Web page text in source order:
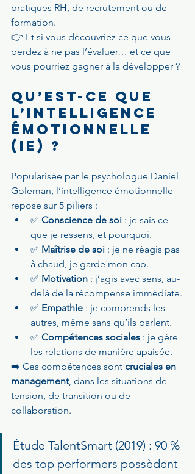
pratiques RH, de recrutement ou de
formation.
👉 Et si vous découvriez ce que vous
perdez à ne pas l’évaluer… et ce que
vous pourriez gagner à la développer ?
Qu’est-ce que
l’intelligence
émotionnelle
(IE) ?
Popularisée par le psychologue Daniel
Goleman, l’intelligence émotionnelle
repose sur 5 piliers :
✅ Conscience de soi : je sais ce
que je ressens, et pourquoi.
✅ Maîtrise de soi : je ne réagis pas
à chaud, je garde mon cap.
✅ Motivation : j’agis avec sens, au-
delà de la récompense immédiate.
✅ Empathie : je comprends les
autres, même sans qu’ils parlent.
✅ Compétences sociales : je gère
les relations de manière apaisée.
➡️ Ces compétences sont cruciales en
management, dans les situations de
tension, de transition ou de
collaboration.
Étude TalentSmart (2019) : 90 %
des top performers possèdent